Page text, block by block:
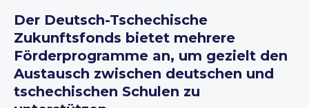
Der Deutsch-Tschechische
Zukunftsfonds bietet mehrere
Förderprogramme an, um gezielt den
Austausch zwischen deutschen und
tschechischen Schulen zu